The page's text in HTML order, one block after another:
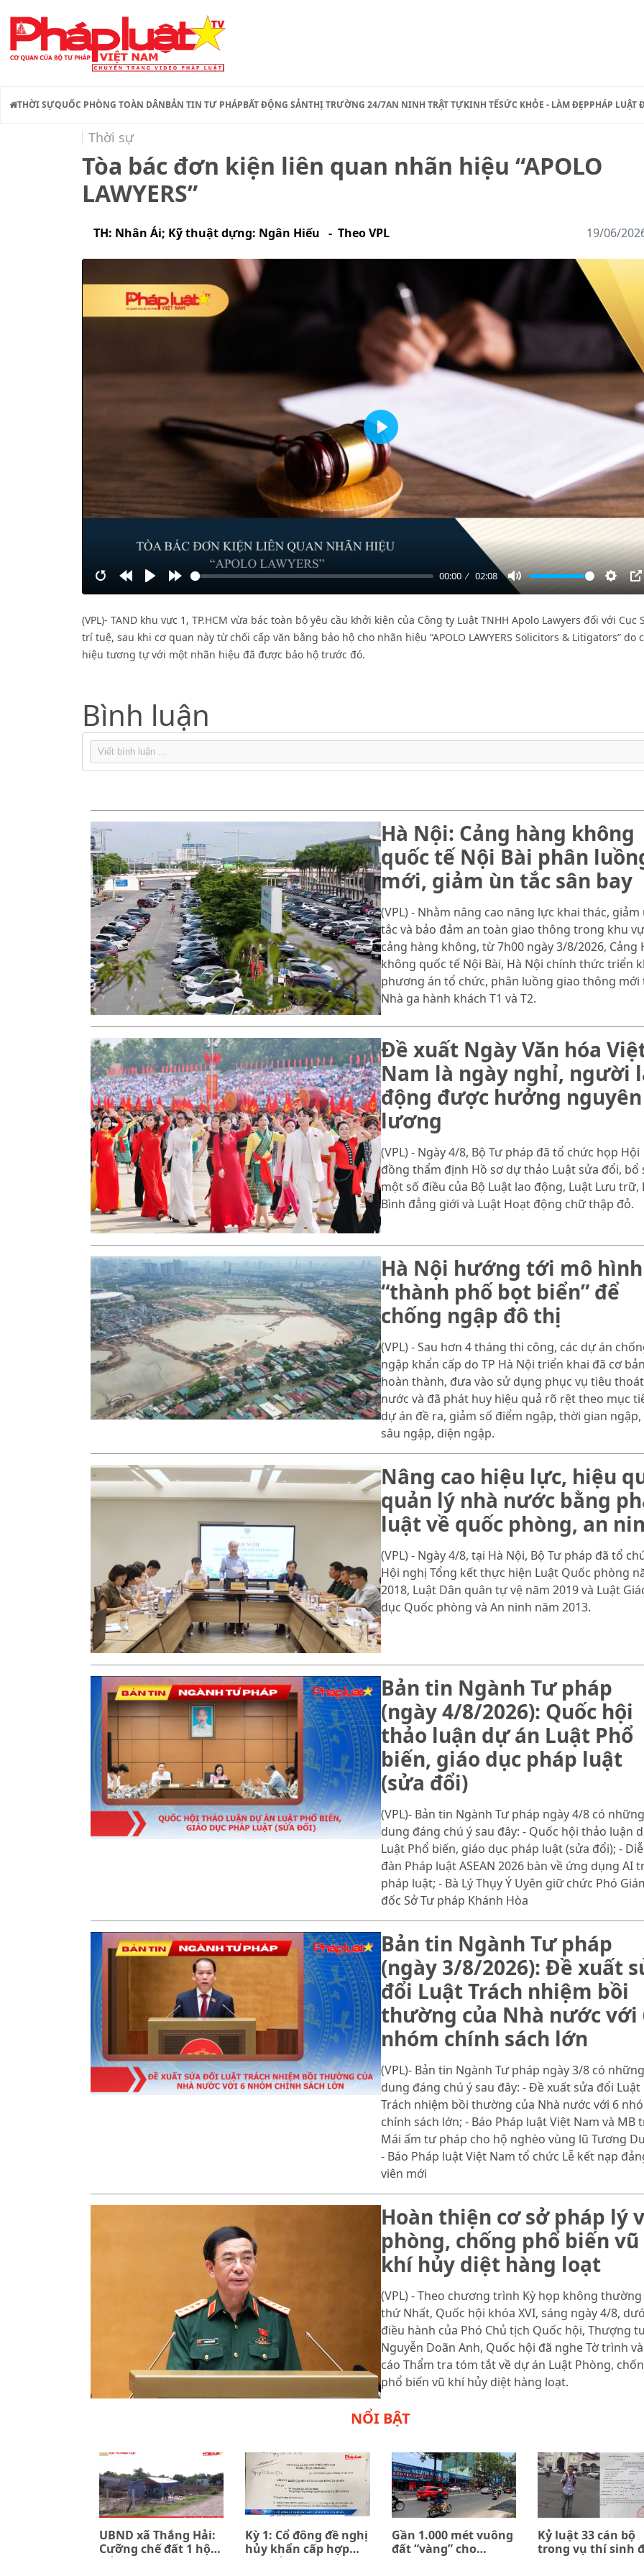
THỜI SỰQUỐC PHÒNG TOÀN DÂNBẢN TIN TƯ PHÁPBẤT ĐỘNG SẢNTHỊ TRƯỜNG 24/7AN NINH TRẬT TỰKINH TẾSỨC KHỎE - LÀM ĐẸPPHÁP LUẬT
Thời sự
Tòa bác đơn kiện liên quan nhãn hiệu “APOLO
LAWYERS”
TH: Nhân Ái; Kỹ thuật dựng: Ngân Hiếu - Theo VPL 19/06/
00:00 02:08
Mute
Play
(VPL)- TAND khu vực 1, TP.HCM vừa bác toàn bộ yêu cầu khởi kiện của Công ty Luật TNHH Apolo Lawyers đối với Cục
trí tuệ, sau khi cơ quan này từ chối cấp văn bằng bảo hộ cho nhãn hiệu “APOLO LAWYERS Solicitors & Litigators” do
hiệu tương tự với một nhãn hiệu đã được bảo hộ trước đó.
Bình luận
Hà Nội: Cảng hàng không
quốc tế Nội Bài phân
mới, giảm ùn tắc sân bay
(VPL) - Nhằm nâng cao năng lực khai thác, giảm
tắc và bảo đảm an toàn giao thông trong khu
cảng hàng không, từ 7h00 ngày 3/8/2026, Cảng
không quốc tế Nội Bài, Hà Nội chính thức triển
phương án tổ chức, phân luồng giao thông mới
Nhà ga hành khách T1 và T2.
Đề xuất Ngày Văn hóa
Nam là ngày nghỉ, người
động được hưởng nguyên
lương
(VPL) - Ngày 4/8, Bộ Tư pháp đã tổ chức họp Hội
đồng thẩm định Hồ sơ dự thảo Luật sửa đổi, bổ
một số điều của Bộ Luật lao động, Luật Lưu trữ,
Bình đẳng giới và Luật Hoạt động chữ thập đỏ.
Hà Nội hướng tới mô hình
“thành phố bọt biển” để
chống ngập đô thị
(VPL) - Sau hơn 4 tháng thi công, các dự án
ngập khẩn cấp do TP Hà Nội triển khai đã cơ bản
hoàn thành, đưa vào sử dụng phục vụ tiêu thoát
nước và đã phát huy hiệu quả rõ rệt theo mục
dự án đề ra, giảm số điểm ngập, thời gian ngập,
sâu ngập, diện ngập.
Nâng cao hiệu lực, hiệu
quản lý nhà nước bằng
luật về quốc phòng, an
(VPL) - Ngày 4/8, tại Hà Nội, Bộ Tư pháp đã tổ
Hội nghị Tổng kết thực hiện Luật Quốc phòng
2018, Luật Dân quân tự vệ năm 2019 và Luật
dục Quốc phòng và An ninh năm 2013.
Bản tin Ngành Tư pháp
(ngày 4/8/2026): Quốc hội
thảo luận dự án Luật Phổ
biến, giáo dục pháp luật
(sửa đổi)
(VPL)- Bản tin Ngành Tư pháp ngày 4/8 có
dung đáng chú ý sau đây: - Quốc hội thảo luận
Luật Phổ biến, giáo dục pháp luật (sửa đổi); -
đàn Pháp luật ASEAN 2026 bàn về ứng dụng AI
pháp luật; - Bà Lý Thụy Ý Uyên giữ chức Phó
đốc Sở Tư pháp Khánh Hòa
Bản tin Ngành Tư pháp
(ngày 3/8/2026): Đề xuất
đổi Luật Trách nhiệm bồi
thường của Nhà nước với
nhóm chính sách lớn
(VPL)- Bản tin Ngành Tư pháp ngày 3/8 có
dung đáng chú ý sau đây: - Đề xuất sửa đổi Luật
Trách nhiệm bồi thường của Nhà nước với 6
chính sách lớn; - Báo Pháp luật Việt Nam và MB
Mái ấm tư pháp cho hộ nghèo vùng lũ Tương
- Báo Pháp luật Việt Nam tổ chức Lễ kết nạp
viên mới
Hoàn thiện cơ sở pháp lý
phòng, chống phổ biến vũ
khí hủy diệt hàng loạt
(VPL) - Theo chương trình Kỳ họp không thường
thứ Nhất, Quốc hội khóa XVI, sáng ngày 4/8,
điều hành của Phó Chủ tịch Quốc hội, Thượng
Nguyễn Doãn Anh, Quốc hội đã nghe Tờ trình
cáo Thẩm tra tóm tắt về dự án Luật Phòng,
phổ biến vũ khí hủy diệt hàng loạt.
NỔI BẬT
UBND xã Thắng Hải:
Cưỡng chế đất 1 hộ
để đền bù 7 hộ (kỳ 1)
Kỳ 1: Cổ đông đề nghị
hủy khẩn cấp hợp
đồng ủy quyền giữa
Gần 1.000 mét vuông
đất “vàng” cho
Kỷ luật 33 cán bộ
trong vụ thí sinh